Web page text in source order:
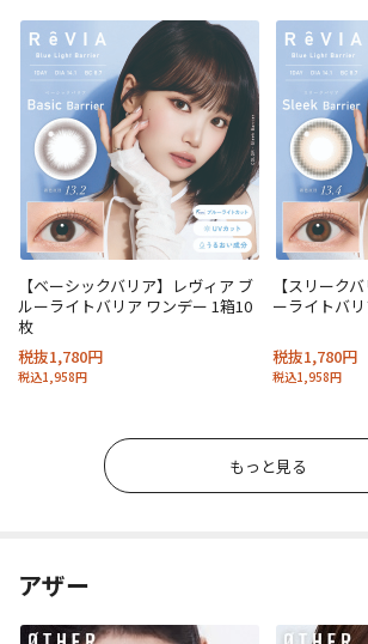
【ベーシックバリア】レヴィア ブ
ルーライトバリア ワンデー 1箱10
枚
税抜1,780円
税込1,958円
【スリーク
ーライトバ
税抜1,780円
税込1,958円
もっと見る
アザー